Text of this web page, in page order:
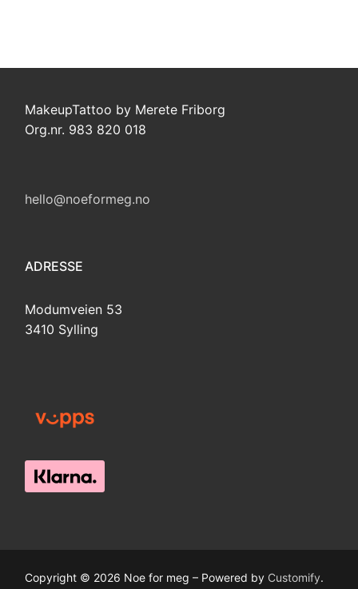
MakeupTattoo by Merete Friborg
Org.nr. 983 820 018
hello@noeformeg.no
ADRESSE
Modumveien 53
3410 Sylling
Copyright © 2026 Noe for meg – Powered by Customify.